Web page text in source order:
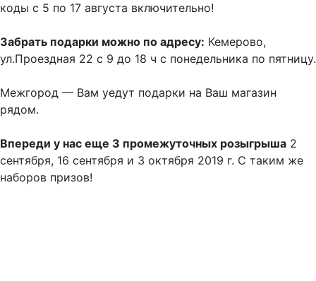
коды с 5 по 17 августа включительно!
Забрать подарки можно по адресу: Кемерово,
ул.Проездная 22 с 9 до 18 ч с понедельника по пятницу.
Межгород — Вам уедут подарки на Ваш магазин
рядом.
Впереди у нас еще 3 промежуточных розыгрыша 2
сентября, 16 сентября и 3 октября 2019 г. С таким же
наборов призов!